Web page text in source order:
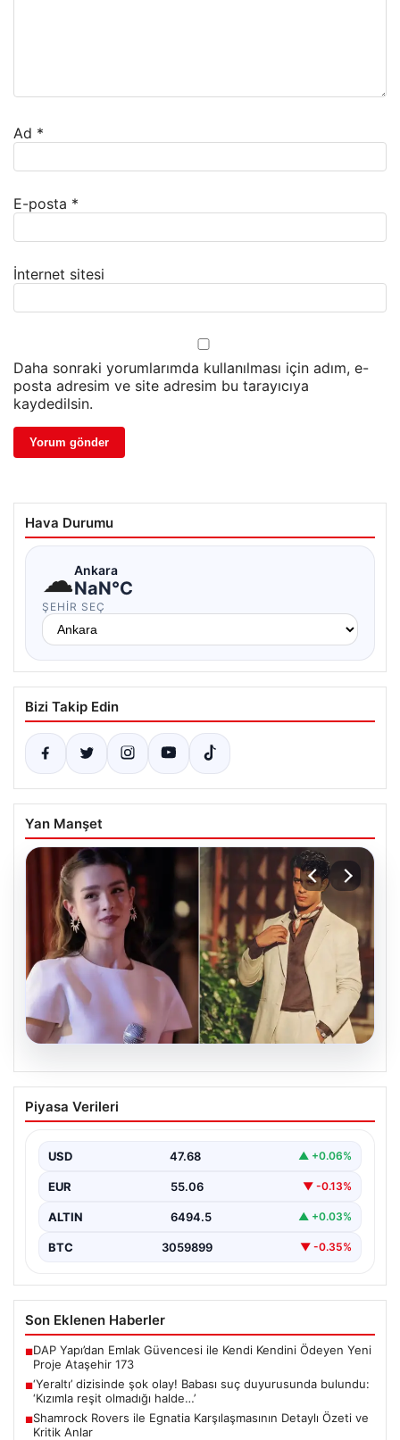
Ad *
E-posta *
İnternet sitesi
Daha sonraki yorumlarımda kullanılması için adım, e-
posta adresim ve site adresim bu tarayıcıya
kaydedilsin.
Hava Durumu
☁Ankara
NaN°C
ŞEHIR SEÇ
Bizi Takip Edin
Yan Manşet
‘Yeraltı’ dizisinde şok olay! Babası suç
duyurusunda bulundu: ‘Kızımla reşit
Piyasa Verileri
USD 47.68 ▲ +0.06%
EUR 55.06 ▼ -0.13%
ALTIN 6494.5 ▲ +0.03%
BTC 3059899 ▼ -0.35%
Son Eklenen Haberler
■DAP Yapı’dan Emlak Güvencesi ile Kendi Kendini Ödeyen Yeni
Proje Ataşehir 173
■‘Yeraltı’ dizisinde şok olay! Babası suç duyurusunda bulundu:
‘Kızımla reşit olmadığı halde…’
■Shamrock Rovers ile Egnatia Karşılaşmasının Detaylı Özeti ve
Kritik Anlar